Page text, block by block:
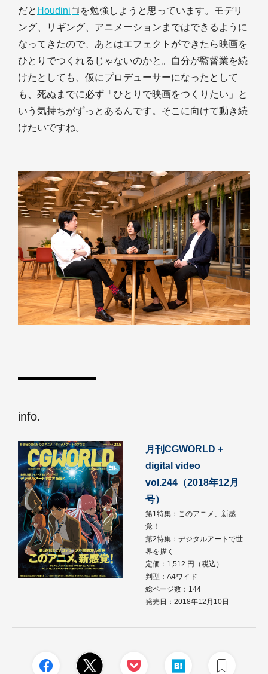
だと Houdini
を勉強しようと思っています。モデリ
ング、リギング、アニメーションまではできるように
なってきたので、あとはエフェクトができたら映画を
ひとりでつくれるじゃないのかと。自分が監督業を続
けたとしても、仮にプロデューサーになったとして
も、死ぬまでに必ず「ひとりで映画をつくりたい」と
いう気持ちがずっとあるんです。そこに向けて動き続
けたいですね。
info.
月刊CGWORLD +
digital video
vol.244（2018年12月
号）
第1特集：このアニメ、新感
覚！
第2特集：デジタルアートで世
界を描く
定価：1,512 円（税込）
判型：A4ワイド
総ページ数：144
発売日：2018年12月10日